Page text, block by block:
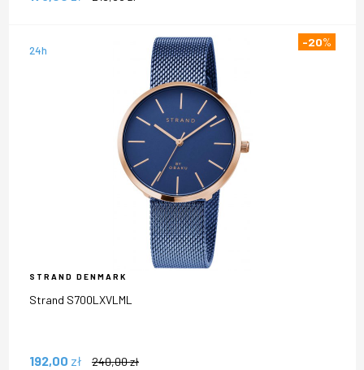
24h
-20%
STRAND DENMARK
Strand S700LXVLML
192,00 zł 240,00zł